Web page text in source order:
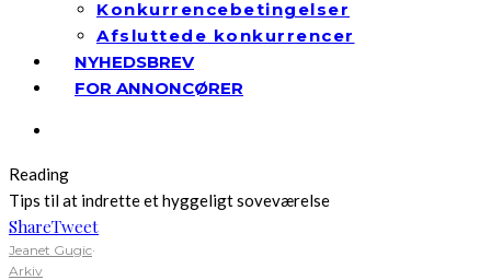
Konkurrencebetingelser
Afsluttede konkurrencer
NYHEDSBREV
FOR ANNONCØRER
Reading
Tips til at indrette et hyggeligt soveværelse
ShareTweet
Jeanet Gugic·
Arkiv